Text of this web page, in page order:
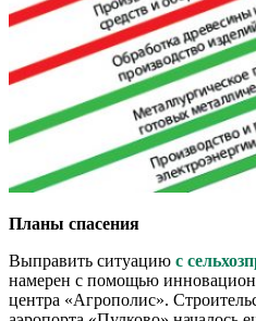
Планы спасения
Выправить ситуацию с
намерен с помощью
центра «Агрополис».